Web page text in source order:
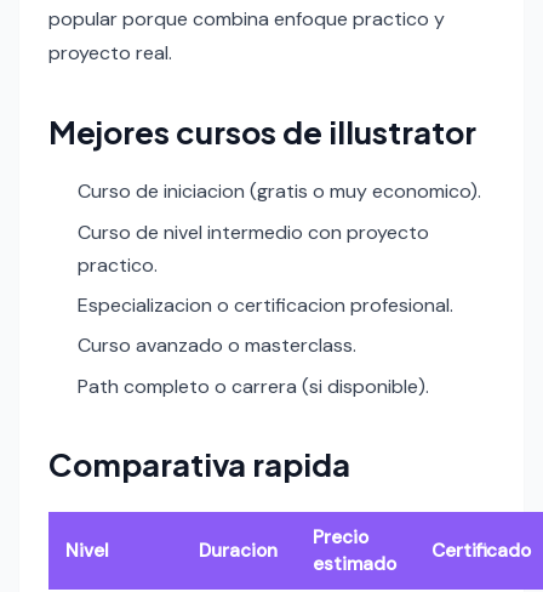
popular porque combina enfoque practico y
proyecto real.
Mejores cursos de illustrator
Curso de iniciacion (gratis o muy economico).
Curso de nivel intermedio con proyecto
practico.
Especializacion o certificacion profesional.
Curso avanzado o masterclass.
Path completo o carrera (si disponible).
Comparativa rapida
Nivel Duracion
Precio
estimado
Certificado